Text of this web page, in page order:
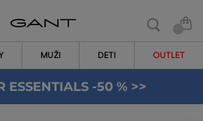
MUŽI DETI OUTLET
ESSENTIALS -50 % >>